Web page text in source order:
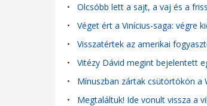
• Olcsóbb lett a sajt, a vaj és a
• Véget ért a Vinícius-saga: végre
• Visszatértek az amerikai
• Vitézy Dávid megint bejelentett
• Mínuszban zártak csütörtökön a
• Megtaláltuk! Ide vonult vissza a